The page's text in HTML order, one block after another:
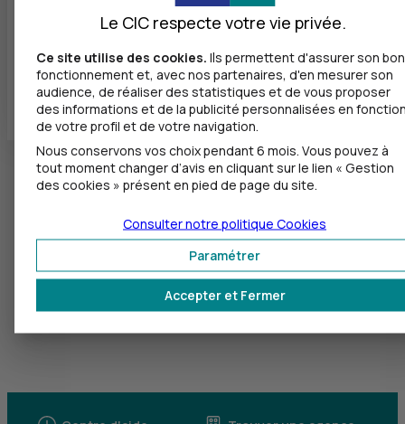
Fermé, ouvre lundi à 9h00
Toutes les localités
Le CIC respecte votre vie privée.
Ce site utilise des cookies. Ils permettent d'assurer son bon
fonctionnement et, avec nos partenaires, d'en mesurer son
audience, de réaliser des statistiques et de vous proposer
des informations et de la publicité personnalisées en
de votre profil et de votre navigation.
Nous conservons vos choix pendant 6 mois. Vous pouvez à
tout moment changer d’avis en cliquant sur le lien « Gestion
des cookies » présent en pied de page du site.
Accepter et Fermer
Paramétrer
Consulter notre politique Cookies